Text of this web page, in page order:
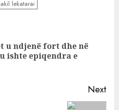
lekatarai
u ndjenë fort dhe në
ishte epiqendra e
Next